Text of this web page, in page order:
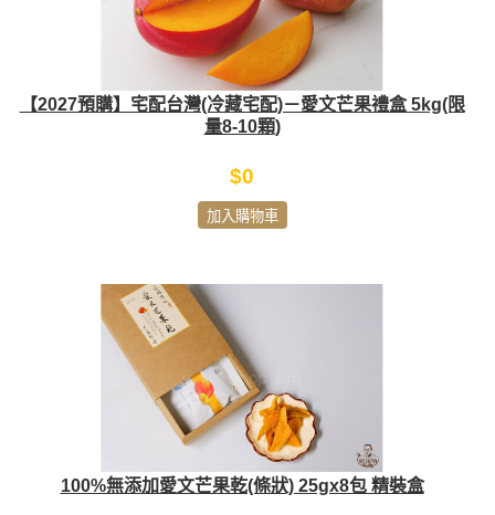
【2027預購】宅配台灣(冷藏宅配)－愛文芒果禮盒 5kg(限
量8-10顆)
$0
加入購物車
100%無添加愛文芒果乾(條狀) 25gx8包 精裝盒